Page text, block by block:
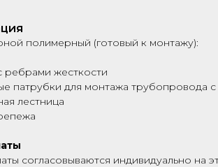
полимерный (готовый к монтажу):
ребрами жесткости
патрубки для монтажа трубопровода
лестница
согласовываются индивидуально на